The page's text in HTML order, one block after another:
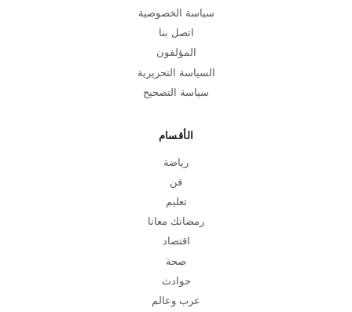
سياسة الخصوصية
اتصل بنا
المؤلفون
السياسة التحريرية
سياسة التصحيح
الأقسام
رياضة
فن
تعليم
رمضانك معانا
اقتصاد
صحة
حوادث
عرب وعالم